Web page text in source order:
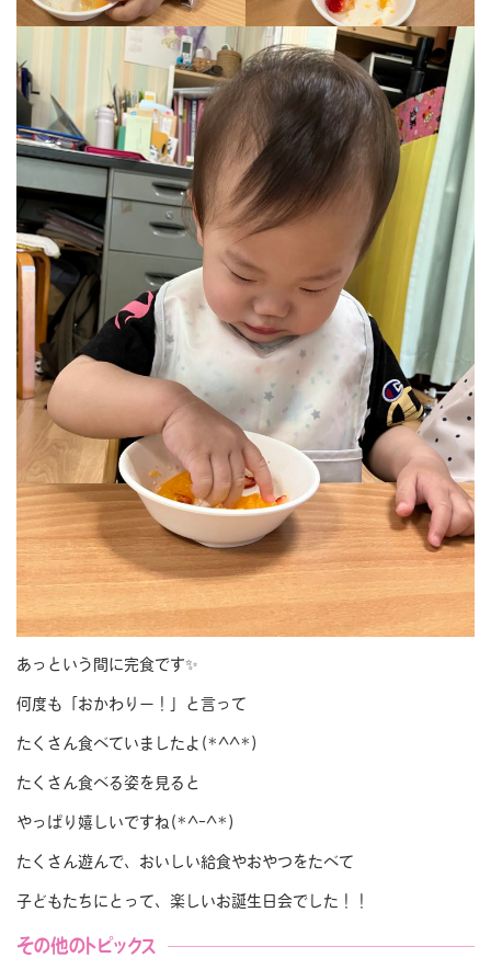
あっという間に完食です✨
何度も「おかわりー！」と言って
たくさん食べていましたよ(*^^*)
たくさん食べる姿を見ると
やっぱり嬉しいですね(*^-^*)
たくさん遊んで、おいしい給食やおやつをたべて
子どもたちにとって、楽しいお誕生日会でした！！
その他のトピックス